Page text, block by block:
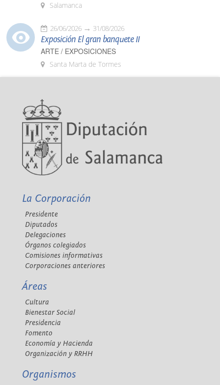
Salamanca
26/06/2026 31/08/2026
Exposición El gran banquete II
ARTE / EXPOSICIONES
Santa Marta de Tormes
La Corporación
Presidente
Diputados
Delegaciones
Órganos colegiados
Comisiones informativas
Corporaciones anteriores
Áreas
Cultura
Bienestar Social
Presidencia
Fomento
Economía y Hacienda
Organización y RRHH
Organismos